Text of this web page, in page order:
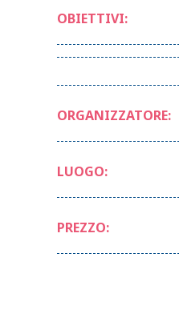
OBIETTIVI:
ORGANIZZATORE:
LUOGO:
PREZZO: